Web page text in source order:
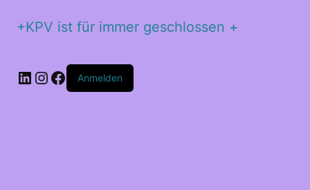
+KPV ist für immer geschlossen +
Anmelden